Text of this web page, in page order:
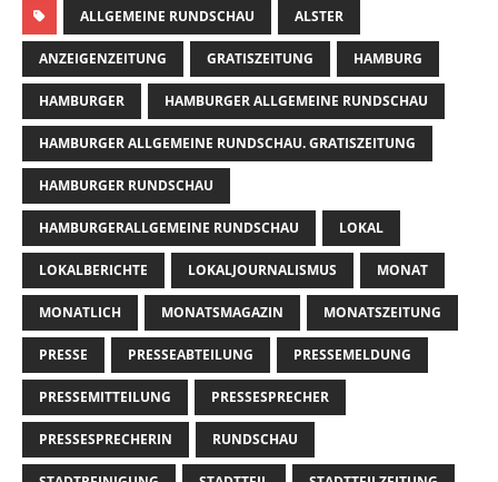
ALLGEMEINE RUNDSCHAU ALSTER
ANZEIGENZEITUNG GRATISZEITUNG HAMBURG
HAMBURGER HAMBURGER ALLGEMEINE RUNDSCHAU
HAMBURGER ALLGEMEINE RUNDSCHAU. GRATISZEITUNG
HAMBURGER RUNDSCHAU
HAMBURGERALLGEMEINE RUNDSCHAU LOKAL
LOKALBERICHTE LOKALJOURNALISMUS MONAT
MONATLICH MONATSMAGAZIN MONATSZEITUNG
PRESSE PRESSEABTEILUNG PRESSEMELDUNG
PRESSEMITTEILUNG PRESSESPRECHER
PRESSESPRECHERIN RUNDSCHAU